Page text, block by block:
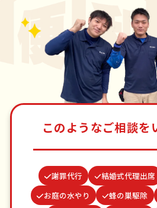
このようなご相談を
謝罪代行 結婚式代理出席
お庭の水やり
蜂の巣駆除